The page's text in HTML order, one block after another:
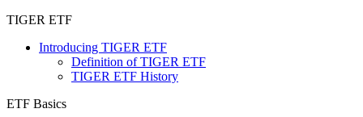
TIGER ETF
Introducing TIGER ETF
Definition of TIGER ETF
TIGER ETF History
ETF Basics